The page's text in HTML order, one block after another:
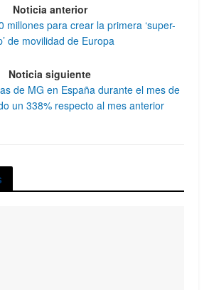
Noticia anterior
millones para crear la primera ‘super-
de movilidad de Europa
Noticia siguiente
de MG en España durante el mes de
un 338% respecto al mes anterior